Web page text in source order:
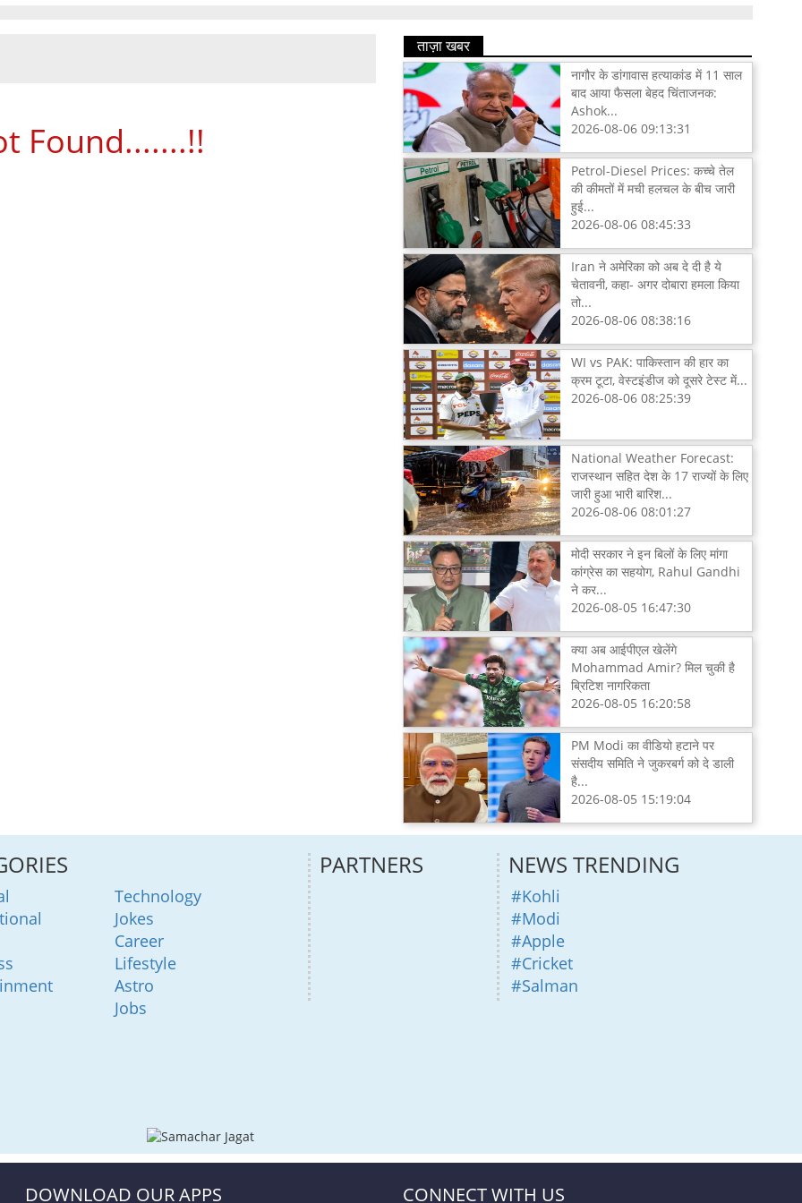
Found.......!!
ताज़ा खबर
नागौर के डांगावास हत्याकांड में 11 साल
बाद आया फैसला बेहद चिंताजनक:
Ashok...
2026-08-06 09:13:31
Petrol-Diesel Prices: कच्चे तेल
की कीमतों में मची हलचल के बीच जारी
हुई...
2026-08-06 08:45:33
Iran ने अमेरिका को अब दे दी है ये
चेतावनी, कहा- अगर दोबारा हमला किया
तो...
2026-08-06 08:38:16
WI vs PAK: पाकिस्तान की हार का
क्रम टूटा, वेस्टइंडीज को दूसरे टेस्ट में...
2026-08-06 08:25:39
National Weather Forecast:
राजस्थान सहित देश के 17 राज्यों के लिए
जारी हुआ भारी बारिश...
2026-08-06 08:01:27
मोदी सरकार ने इन बिलों के लिए मांगा
कांग्रेस का सहयोग, Rahul Gandhi
ने कर...
2026-08-05 16:47:30
क्या अब आईपीएल खेलेंगे
Mohammad Amir? मिल चुकी है
ब्रिटिश नागरिकता
2026-08-05 16:20:58
PM Modi का वीडियो हटाने पर
संसदीय समिति ने जुकरबर्ग को दे डाली
है...
2026-08-05 15:19:04
Technology
Jokes
Career
Lifestyle
Astro
Jobs
PARTNERS NEWS TRENDING
#Kohli
#Modi
#Apple
#Cricket
#Salman
DOWNLOAD OUR APPS CONNECT WITH US